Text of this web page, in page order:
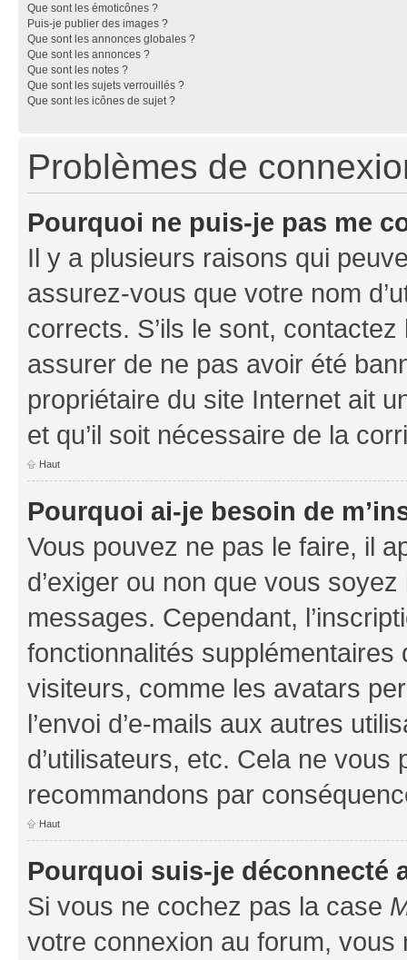
Que sont les émoticônes ?
Puis-je publier des images ?
Que sont les annonces globales ?
Que sont les annonces ?
Que sont les notes ?
Que sont les sujets verrouillés ?
Que sont les icônes de sujet ?
Problèmes de
Pourquoi ne puis-je pas me
Il y a plusieurs raisons qui
assurez-vous que votre nom
corrects. S’ils le sont,
assurer de ne pas avoir été
propriétaire du site Internet ait
et qu’il soit nécessaire de la
Haut
Pourquoi ai-je besoin de
Vous pouvez ne pas le faire, il
d’exiger ou non que vous
messages. Cependant,
fonctionnalités
visiteurs, comme les avatars
l’envoi d’e-mails aux autres
d’utilisateurs, etc. Cela ne vous
recommandons par
Haut
Pourquoi suis-je déconnecté
Si vous ne cochez pas la case
votre connexion au forum,